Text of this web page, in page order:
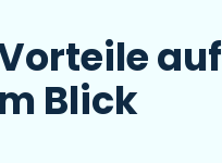
auf
Blick